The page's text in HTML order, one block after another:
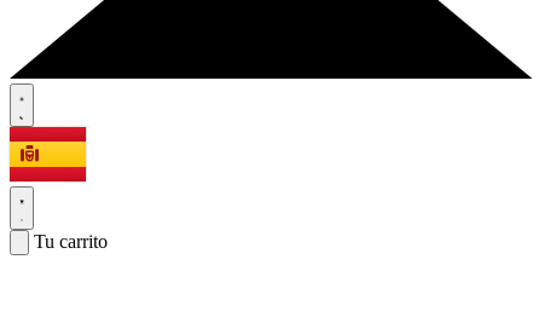
Tu carrito